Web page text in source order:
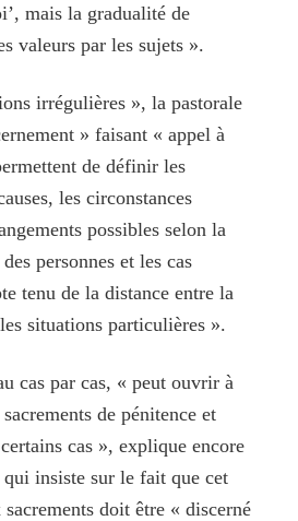
mais la gradualité de
valeurs par les sujets ».
irrégulières », la pastorale
» faisant « appel à
de définir les
les circonstances
possibles selon la
personnes et les cas
tenu de la distance entre la
situations particulières ».
cas par cas, « peut ouvrir à
de pénitence et
cas », explique encore
insiste sur le fait que cet
sacrements doit être « discerné